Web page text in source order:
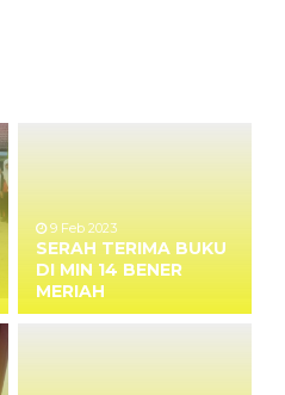
9 Feb 2023
SERAH TERIMA BUKU
DI MIN 14 BENER
MERIAH